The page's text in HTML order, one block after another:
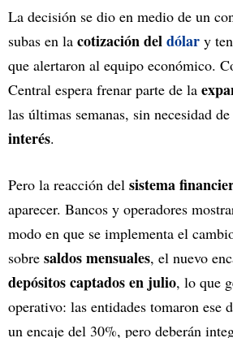
La decisión se dio en medio de un
subas en la cotización deldólar y
que alertaron al equipo económico.
Central espera frenar parte de la
las últimas semanas, sin necesidad
interés.
Pero la reacción del sistema
aparecer. Bancos y operadores
modo en que se implementa el
sobre saldos mensuales, el nuevo
depósitos captados en julio, lo que
operativo: las entidades tomaron ese
un encaje del 30%, pero deberán